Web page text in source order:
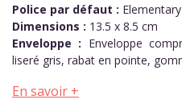
Police par défaut : Elementary
Dimensions : 13.5 x 8.5 cm
Enveloppe : Enveloppe
liseré gris, rabat en pointe,
En savoir +